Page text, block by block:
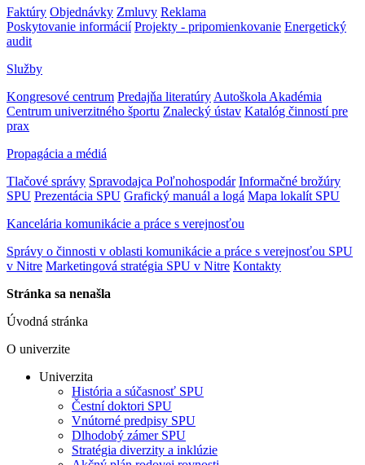
Faktúry Objednávky Zmluvy Reklama
Poskytovanie informácií Projekty - pripomienkovanie Energetický
audit
Služby
Kongresové centrum Predajňa literatúry Autoškola Akadémia
Centrum univerzitného športu Znalecký ústav Katalóg činností pre
prax
Propagácia a médiá
Tlačové správy Spravodajca Poľnohospodár Informačné brožúry
SPU Prezentácia SPU Grafický manuál a logá Mapa lokalít SPU
Kancelária komunikácie a práce s verejnosťou
Správy o činnosti v oblasti komunikácie a práce s verejnosťou SPU
v Nitre Marketingová stratégia SPU v Nitre Kontakty
Stránka sa nenašla
Úvodná stránka
O univerzite
Univerzita
História a súčasnosť SPU
Čestní doktori SPU
Vnútorné predpisy SPU
Dlhodobý zámer SPU
Stratégia diverzity a inklúzie